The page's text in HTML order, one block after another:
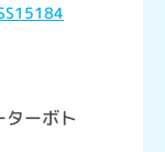
ターボト